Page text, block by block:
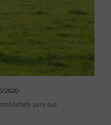
2020
para sua